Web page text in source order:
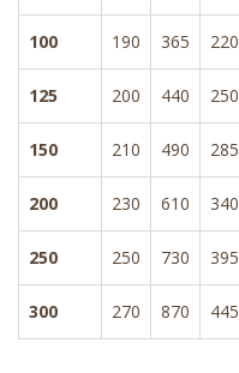
100 190 365 220
125 200 440 250
150 210 490 285
200 230 610 340
250 250 730 395
300 270 870 445